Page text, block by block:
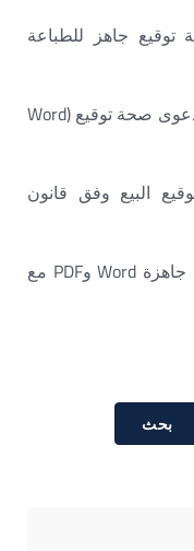
جاهز للطباعة
أفضل صيغة قانونية لتوكيل خاص في دعوى صحة توقيع (Word
البيع وفق قانون
تحميل صيغة توكيل خاص بصحة توقيع جاهزة Word وPDF مع
بحث